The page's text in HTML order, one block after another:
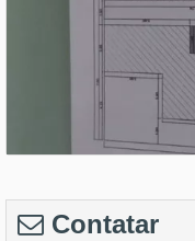
Contatar